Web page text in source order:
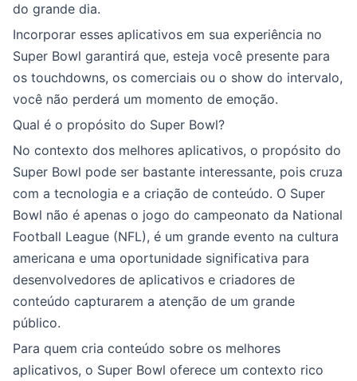
do grande dia.
Incorporar esses aplicativos em sua experiência no
Super Bowl garantirá que, esteja você presente para
os touchdowns, os comerciais ou o show do intervalo,
você não perderá um momento de emoção.
Qual é o propósito do Super Bowl?
No contexto dos melhores aplicativos, o propósito do
Super Bowl pode ser bastante interessante, pois cruza
com a tecnologia e a criação de conteúdo. O Super
Bowl não é apenas o jogo do campeonato da National
Football League (NFL), é um grande evento na cultura
americana e uma oportunidade significativa para
desenvolvedores de aplicativos e criadores de
conteúdo capturarem a atenção de um grande
público.
Para quem cria conteúdo sobre os melhores
aplicativos, o Super Bowl oferece um contexto rico